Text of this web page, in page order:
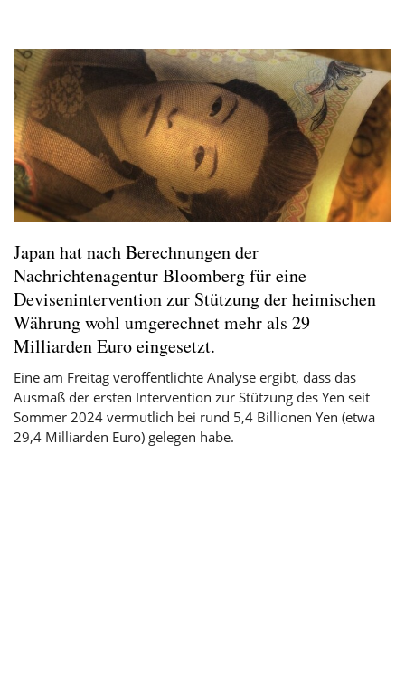
Japan hat nach Berechnungen der
Nachrichtenagentur Bloomberg für eine
Devisenintervention zur Stützung der heimischen
Währung wohl umgerechnet mehr als 29
Milliarden Euro eingesetzt.
Eine am Freitag veröffentlichte Analyse ergibt, dass das
Ausmaß der ersten Intervention zur Stützung des Yen seit
Sommer 2024 vermutlich bei rund 5,4 Billionen Yen (etwa
29,4 Milliarden Euro) gelegen habe.